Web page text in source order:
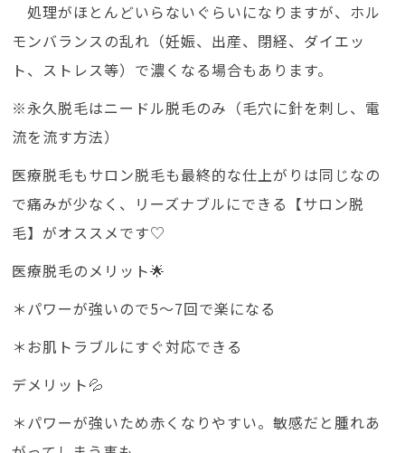
処理がほとんどいらないぐらいになりますが、ホル
モンバランスの乱れ（妊娠、出産、閉経、ダイエッ
ト、ストレス等）で濃くなる場合もあります。
※永久脱毛はニードル脱毛のみ（毛穴に針を刺し、電
流を流す方法）
医療脱毛もサロン脱毛も最終的な仕上がりは同じなの
で痛みが少なく、リーズナブルにできる【サロン脱
毛】がオススメです♡
医療脱毛のメリット🌟
＊パワーが強いので5～7回で楽になる
＊お肌トラブルにすぐ対応できる
デメリット💦
＊パワーが強いため赤くなりやすい。敏感だと腫れあ